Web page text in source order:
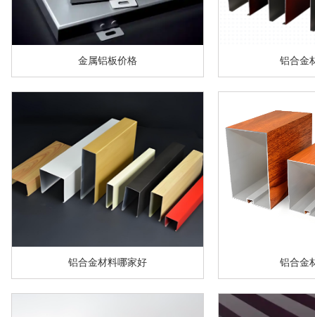
金属铝板价格 铝合金
铝合金材料哪家好 铝合金